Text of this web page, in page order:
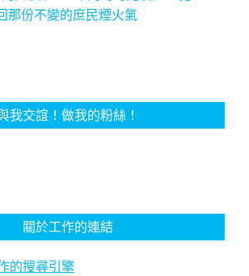
那份不變的庶民煙火氣
我交誼！做我的粉絲！
關於工作的連結
的搜尋引擎